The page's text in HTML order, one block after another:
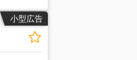
小型広告